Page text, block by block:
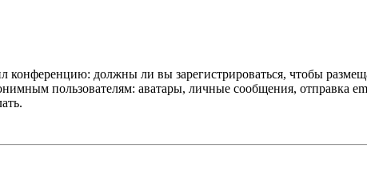
конференцию: должны ли вы зарегистрироваться, чтобы
пользователям: аватары, личные сообщения, отправка